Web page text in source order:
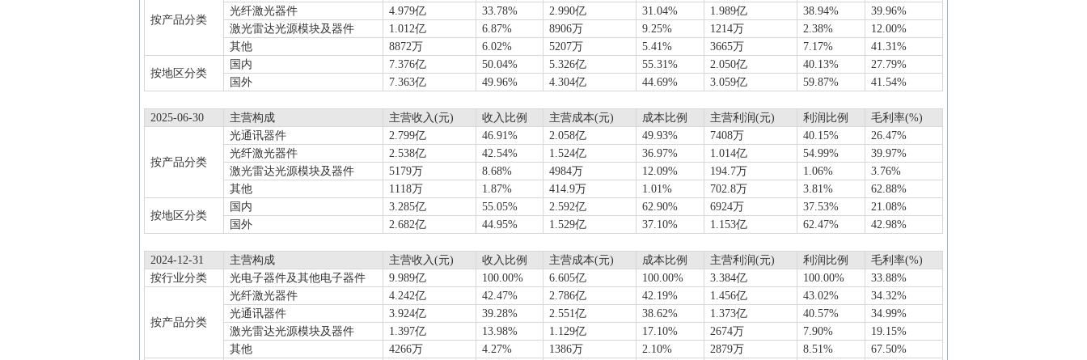
按产品分类
光纤激光器件
4.979亿 33.78% 2.990亿 31.04% 1.989亿 38.94%
39.96%
激光雷达光源模块及器件
1.012亿 6.87% 8906万 9.25% 1214万 2.38%
12.00%
其他
8872万 6.02% 5207万 5.41% 3665万 7.17% 41.31%
按地区分类
国内 7.376亿 50.04% 5.326亿 55.31% 2.050亿 40.13%
27.79%
国外
7.363亿 49.96% 4.304亿 44.69% 3.059亿 59.87% 41.54%
2025-06-30 主营构成 主营收入(元) 收入比例 主营成本(元) 成本比例 主营利润(元) 利润比例 毛利率(%)
按产品分类
光通讯器件 2.799亿 46.91% 2.058亿 49.93% 7408万 40.15%
26.47%
光纤激光器件
2.538亿 42.54% 1.524亿 36.97% 1.014亿 54.99%
39.97%
激光雷达光源模块及器件
5179万 8.68% 4984万 12.09% 194.7万 1.06%
3.76%
其他
1118万 1.87% 414.9万 1.01% 702.8万 3.81% 62.88%
按地区分类
国内 3.285亿 55.05% 2.592亿 62.90% 6924万 37.53%
21.08%
国外
2.682亿 44.95% 1.529亿 37.10% 1.153亿 62.47% 42.98%
2024-12-31 主营构成 主营收入(元) 收入比例 主营成本(元) 成本比例 主营利润(元) 利润比例
毛利率(%)
按行业分类
光电子器件及其他电子器件 9.989亿 100.00% 6.605亿 100.00% 3.384亿 100.00% 33.88%
按产品分类
光纤激光器件 4.242亿 42.47% 2.786亿 42.19% 1.456亿 43.02%
34.32%
光通讯器件
3.924亿 39.28% 2.551亿 38.62% 1.373亿 40.57%
34.99%
激光雷达光源模块及器件
1.397亿 13.98% 1.129亿 17.10% 2674万 7.90%
19.15%
其他
4266万 4.27% 1386万 2.10% 2879万 8.51% 67.50%